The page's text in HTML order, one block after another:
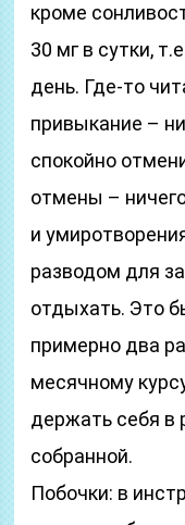
кроме
30 мг в сутки,
день. Где-то
привыкание –
спокойно
отмены –
и
разводом для
отдыхать. Это
примерно два
месячному
держать себя в
собранной.
Побочки: в